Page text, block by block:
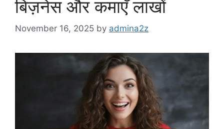
बिज़नेस और कमाएँ लाखों
November 16, 2025 by admina2z